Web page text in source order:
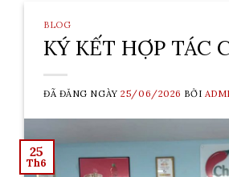
BLOG
KÝ KẾT HỢP TÁC
ĐÃ ĐĂNG NGÀY25/06/2026 BỞI
25
Th6